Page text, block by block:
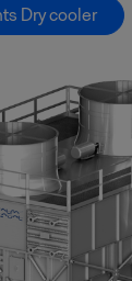
Dry cooler